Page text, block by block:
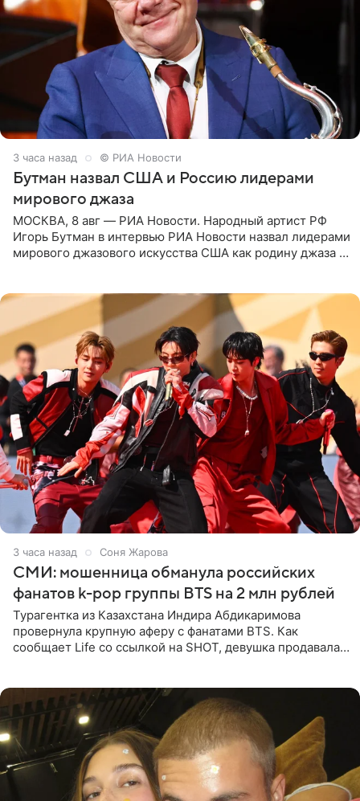
3 часа назад © РИА Новости
Бутман назвал США и Россию лидерами
мирового джаза
МОСКВА, 8 авг — РИА Новости. Народный артист РФ
Игорь Бутман в интервью РИА Новости назвал лидерами
мирового джазового искусства США как родину джаза и
3 часа назад Соня Жарова
СМИ: мошенница обманула российских
фанатов k-pop группы BTS на 2 млн рублей
Турагентка из Казахстана Индира Абдикаримова
провернула крупную аферу с фанатами BTS. Как
сообщает Life со ссылкой на SHOT, девушка продавала